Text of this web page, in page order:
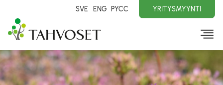
SVE ENG PYCC YRITYSMYYNTI